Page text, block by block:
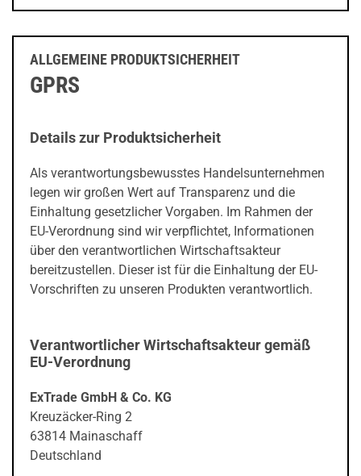
ALLGEMEINE PRODUKTSICHERHEIT
GPRS
Details zur Produktsicherheit
Als verantwortungsbewusstes Handelsunternehmen
legen wir großen Wert auf Transparenz und die
Einhaltung gesetzlicher Vorgaben. Im Rahmen der
EU-Verordnung sind wir verpflichtet, Informationen
über den verantwortlichen Wirtschaftsakteur
bereitzustellen. Dieser ist für die Einhaltung der EU-
Vorschriften zu unseren Produkten verantwortlich.
Verantwortlicher Wirtschaftsakteur gemäß
EU-Verordnung
ExTrade GmbH & Co. KG
Kreuzäcker-Ring 2
63814 Mainaschaff
Deutschland